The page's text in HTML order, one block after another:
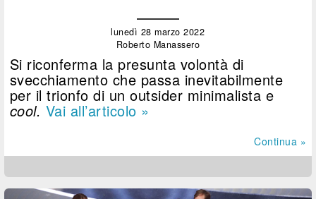
lunedì 28 marzo 2022
Roberto Manassero
Si riconferma la presunta volontà di
svecchiamento che passa inevitabilmente
per il trionfo di un outsider minimalista e
cool. Vai all’articolo »
Continua »